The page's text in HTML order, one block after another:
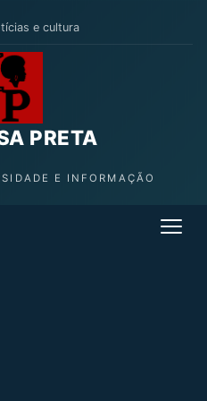
e cultura
PRETA
E INFORMAÇÃO